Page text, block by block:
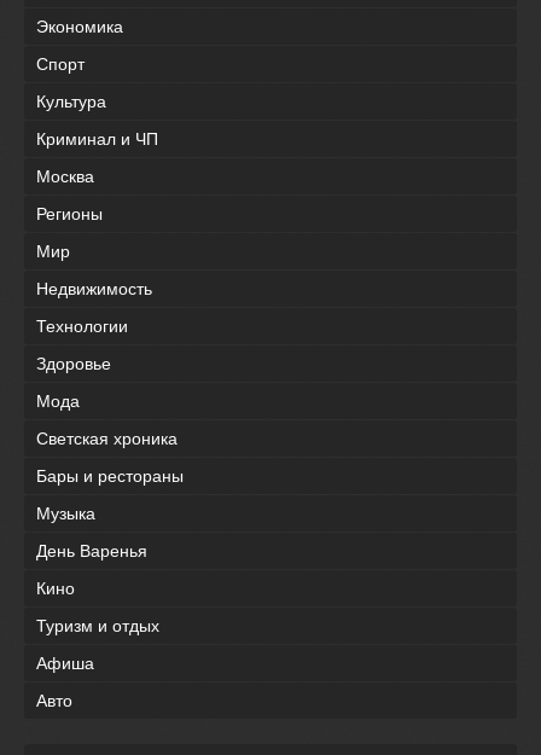
Экономика
Спорт
Культура
Криминал и ЧП
Москва
Регионы
Мир
Недвижимость
Технологии
Здоровье
Мода
Светская хроника
Бары и рестораны
Музыка
День Варенья
Кино
Туризм и отдых
Афиша
Авто